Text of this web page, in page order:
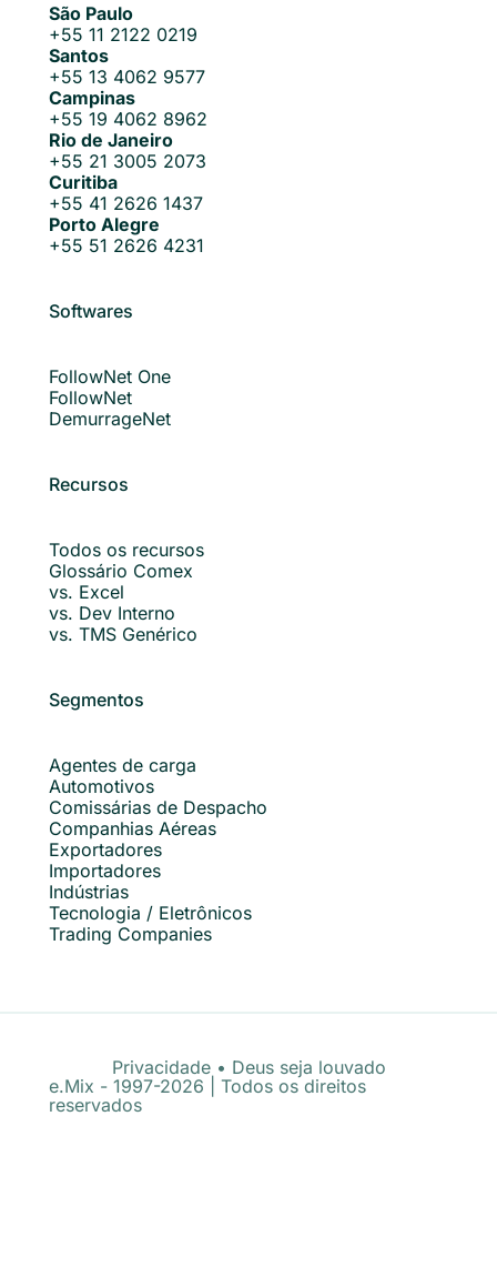
São Paulo
+55 11 2122 0219
Santos
+55 13 4062 9577
Campinas
+55 19 4062 8962
Rio de Janeiro
+55 21 3005 2073
Curitiba
+55 41 2626 1437
Porto Alegre
+55 51 2626 4231
Softwares
FollowNet One
FollowNet
DemurrageNet
Recursos
Todos os recursos
Glossário Comex
vs. Excel
vs. Dev Interno
vs. TMS Genérico
Segmentos
Agentes de carga
Automotivos
Comissárias de Despacho
Companhias Aéreas
Exportadores
Importadores
Indústrias
Tecnologia / Eletrônicos
Trading Companies
Privacidade • Deus seja louvado
e.Mix - 1997-2026 | Todos os direitos
reservados